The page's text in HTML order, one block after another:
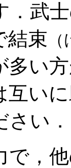
．武
結束
多い
互い
い．
で，